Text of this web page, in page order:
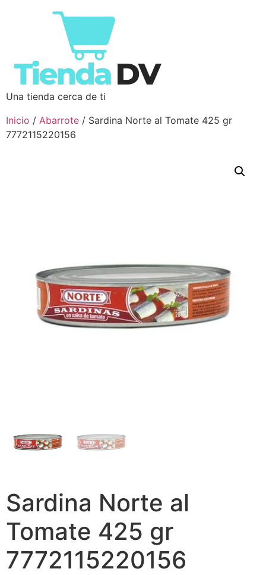
Una tienda cerca de ti
Inicio / Abarrote / Sardina Norte al Tomate 425 gr
7772115220156
Sardina Norte al
Tomate 425 gr
7772115220156